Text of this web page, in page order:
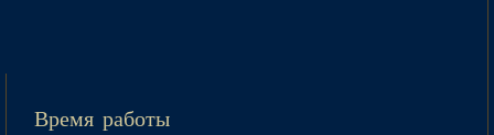
Время работы